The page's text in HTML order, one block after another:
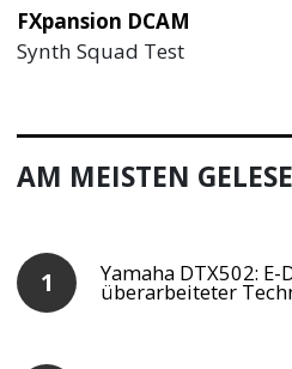
FXpansion DCAM
Synth Squad Test
AM MEISTEN
Yamaha DTX502:
überarbeiteter